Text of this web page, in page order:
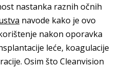
nastanka raznih očnih
navode kako je ovo
nakon oporavka
leće, koagulacije
Osim što Cleanvision